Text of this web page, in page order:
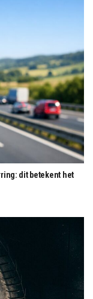
dit betekent het